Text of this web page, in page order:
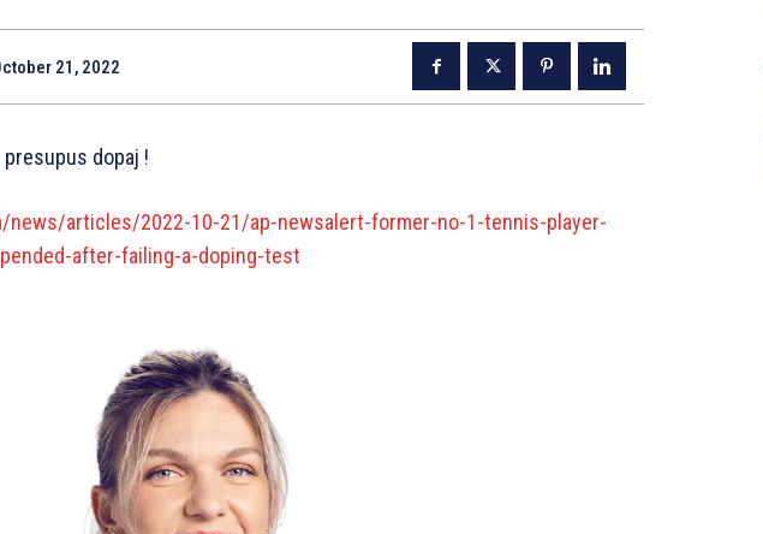
21, 2022
dopaj !
news/articles/2022-10-21/ap-newsalert-former-no-1-tennis-player-
after-failing-a-doping-test